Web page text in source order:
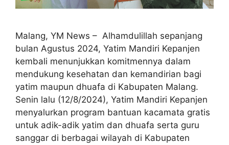
Malang, YM News – Alhamdulillah sepanjang
bulan Agustus 2024, Yatim Mandiri Kepanjen
kembali menunjukkan komitmennya dalam
mendukung kesehatan dan kemandirian bagi
yatim maupun dhuafa di Kabupaten Malang.
Senin lalu (12/8/2024), Yatim Mandiri Kepanjen
menyalurkan program bantuan kacamata gratis
untuk adik-adik yatim dan dhuafa serta guru
sanggar di berbagai wilayah di Kabupaten